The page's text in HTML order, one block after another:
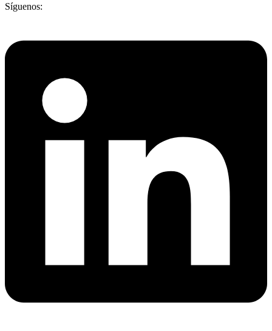
Síguenos: